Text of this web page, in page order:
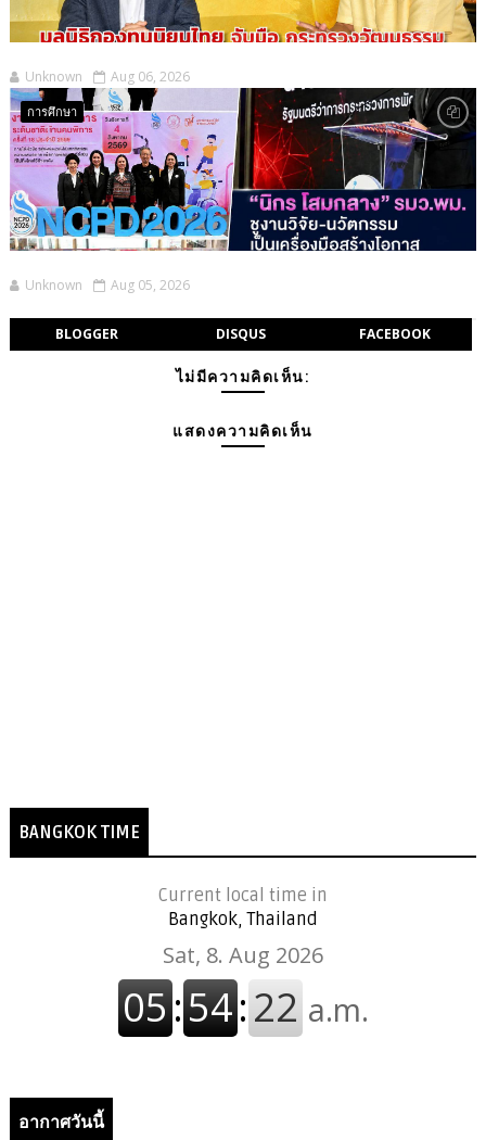
Unknown Aug 06, 2026
การศึกษา
Unknown Aug 05, 2026
BLOGGER DISQUS FACEBOOK
ไม่มีความคิดเห็น:
แสดงความคิดเห็น
BANGKOK TIME
Current local time in
Bangkok, Thailand
อากาศวันนี้